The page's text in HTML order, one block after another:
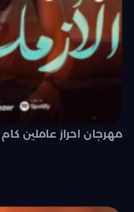
مهرجان احراز عاملين